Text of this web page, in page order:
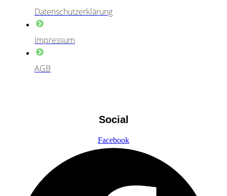
Datenschutzerklärung
Impressum
AGB
Social
Facebook